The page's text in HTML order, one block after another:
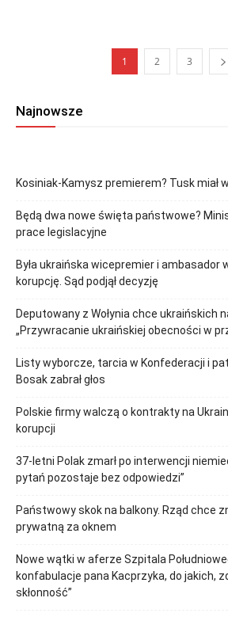
1 2 3
Najnowsze
Kosiniak-Kamysz premierem? Tusk miał
Będą dwa nowe święta państwowe?
prace legislacyjne
Była ukraińska wicepremier i ambasador
korupcję. Sąd podjął decyzję
Deputowany z Wołynia chce ukraińskich
„Przywracanie ukraińskiej obecności w
Listy wyborcze, tarcia w Konfederacji i
Bosak zabrał głos
Polskie firmy walczą o kontrakty na
korupcji
37-letni Polak zmarł po interwencji
pytań pozostaje bez odpowiedzi”
Państwowy skok na balkony. Rząd chce
prywatną za oknem
Nowe wątki w aferze Szpitala
konfabulacje pana Kacprzyka, do jakich,
skłonność”